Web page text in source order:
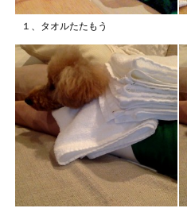
１、タオルたたもう